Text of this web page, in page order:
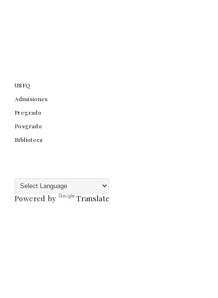
USFQ
Admisiones
Pregrado
Posgrado
Biblioteca
Powered by Translate